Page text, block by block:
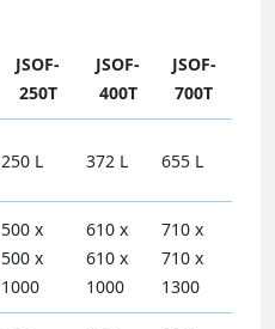
JSOF-
250T
JSOF-
400T
JSOF-
700T
250 L 372 L 655 L
500 x
500 x
1000
610 x
610 x
1000
710 x
710 x
1300